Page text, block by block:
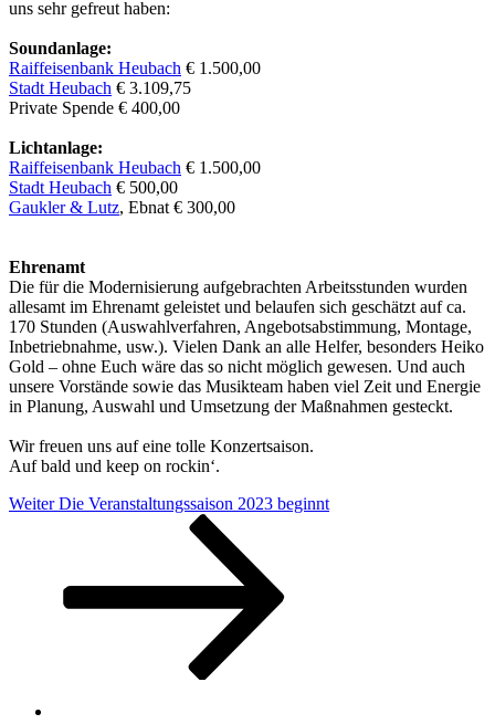
uns sehr gefreut haben:
Soundanlage:
Raiffeisenbank Heubach € 1.500,00
Stadt Heubach € 3.109,75
Private Spende € 400,00
Lichtanlage:
Raiffeisenbank Heubach € 1.500,00
Stadt Heubach € 500,00
Gaukler & Lutz, Ebnat € 300,00
Ehrenamt
Die für die Modernisierung aufgebrachten Arbeitsstunden wurden
allesamt im Ehrenamt geleistet und belaufen sich geschätzt auf ca.
170 Stunden (Auswahlverfahren, Angebotsabstimmung, Montage,
Inbetriebnahme, usw.). Vielen Dank an alle Helfer, besonders Heiko
Gold – ohne Euch wäre das so nicht möglich gewesen. Und auch
unsere Vorstände sowie das Musikteam haben viel Zeit und Energie
in Planung, Auswahl und Umsetzung der Maßnahmen gesteckt.
Wir freuen uns auf eine tolle Konzertsaison.
Auf bald und keep on rockin‘.
Beitragsnavigation
Nächster
Weiter Die Veranstaltungssaison 2023 beginnt